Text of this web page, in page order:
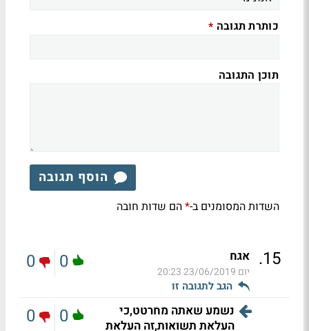
כותרת תגובה *
תוכן התגובה
הוסף תגובה
השדות המסומנים ב-*הם שדות חובה
15
. אגח
יום 23/06/2019 20:23
הגב לתגובה זו
0
0
נשמע שאתה מחרטט,כי
העלאת תשואות,זה העלאת
0
0